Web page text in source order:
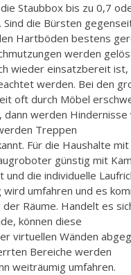
Staubbox bis zu 0,7
Sind die Bürsten
Hartböden bestens
werden
wieder einsatzbereit ist,
werden. Bei den
oft durch Möbel
dann werden
Treppen
Für die Haushalte
günstig mit
und die individuelle
umfahren und es
Räume. Handelt es
können diese
virtuellen Wänden
Bereiche werden
weiträumig umfahren.